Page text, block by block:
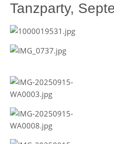
Tanzparty,